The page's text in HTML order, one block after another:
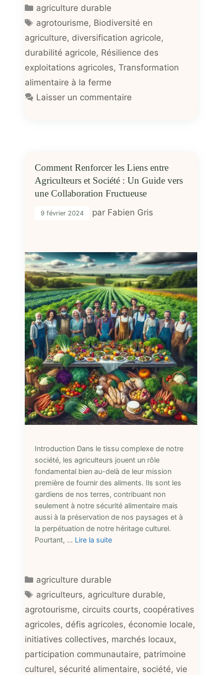
Catégories
agriculture durable
Étiquettes
agrotourisme, Biodiversité en
agriculture, diversification agricole,
durabilité agricole, Résilience des
exploitations agricoles, Transformation
alimentaire à la ferme
Laisser un commentaire
Comment Renforcer les Liens entre
Agriculteurs et Société : Un Guide vers
une Collaboration Fructueuse
9 février 2024 par Fabien Gris
Introduction Dans le tissu complexe de notre
société, les agriculteurs jouent un rôle
fondamental bien au-delà de leur mission
première de fournir des aliments. Ils sont les
gardiens de nos terres, contribuant non
seulement à notre sécurité alimentaire mais
aussi à la préservation de nos paysages et à
la perpétuation de notre héritage culturel.
Pourtant, … Lire la suite
Catégories
agriculture durable
Étiquettes
agriculteurs, agriculture durable,
agrotourisme, circuits courts, coopératives
agricoles, défis agricoles, économie locale,
initiatives collectives, marchés locaux,
participation communautaire, patrimoine
culturel, sécurité alimentaire, société, vie